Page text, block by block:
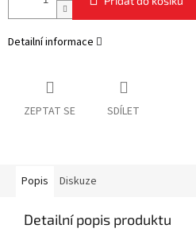
Detailní informace
ZEPTAT SE SDÍLET
Popis Diskuze
Detailní popis produktu